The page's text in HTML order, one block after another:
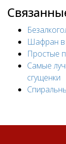
Шафран в
Простые
Самые
сгущенки